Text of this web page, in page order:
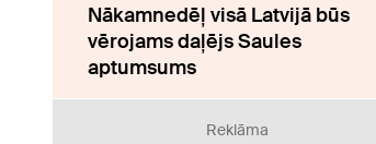
Nākamnedēļ visā Latvijā būs
vērojams daļējs Saules
aptumsums
Reklāma